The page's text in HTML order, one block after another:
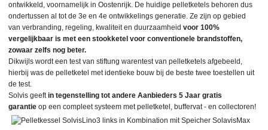
ontwikkeld, voornamelijk in Oostenrijk. De huidige pelletketels behoren dus
ondertussen al tot de 3e en 4e ontwikkelings generatie.Ze zijn op gebied
van verbranding, regeling, kwaliteit en duurzaamheidvoor 100%
vergelijkbaar is met een stookketel voor conventionele brandstoffen,
zowaar zelfs nog beter.
Dikwijls wordt een test van stiftung warentest van pelletketels afgebeeld,
hierbij was de pelletketel met identieke bouw bij de beste twee toestellen uit
de test.
Solvis geeftin tegenstelling tot andere Aanbieders 5 Jaar gratis
garantie op een compleet systeem met pelletketel, buffervat - en collectoren!